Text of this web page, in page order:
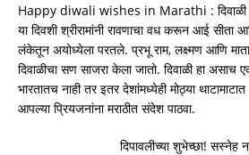
Happy diwali wishes in Marathi : दिवाळी
या दिवशी श्रीरामांनी रावणाचा वध करून आई सीता
लंकेतून अयोध्येला परतले. प्रभू राम, लक्ष्मण आणि
दिवाळीचा सण साजरा केला जातो. दिवाळी हा
भारतातच नाही तर इतर देशांमध्येही मोठ्या
आपल्या प्रियजनांना मराठीत संदेश पाठवा.
दिपावलीच्या शुभेच्छा! सस्नेह